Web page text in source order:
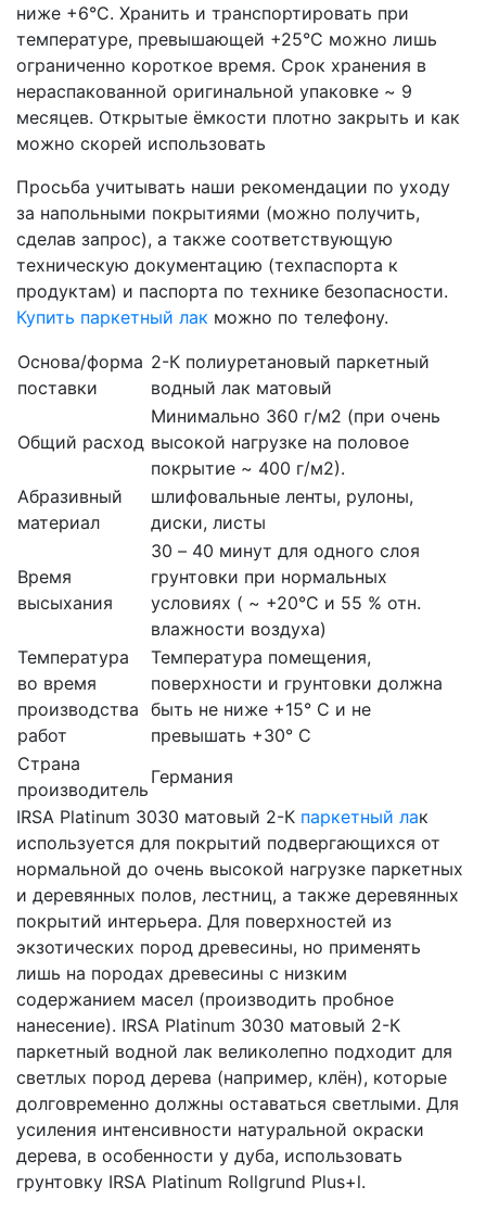
ниже +6°С. Хранить и транспортировать при
температуре, превышающей +25°C можно лишь
ограниченно короткое время. Срок хранения в
нераспакованной оригинальной упаковке ~ 9
месяцев. Открытые ёмкости плотно закрыть и как
можно скорей использовать
Просьба учитывать наши рекомендации по уходу
за напольными покрытиями (можно получить,
сделав запрос), а также соответствующую
техническую документацию (техпаспорта к
продуктам) и паспорта по технике безопасности.
Купить паркетный лак можно по телефону.
Основа/форма
поставки
2-К полиуретановый паркетный
водный лак матовый
Общий расход
Минимально 360 г/м2 (при очень
высокой нагрузке на половое
покрытие ~ 400 г/м2).
Абразивный
материал
шлифовальные ленты, рулоны,
диски, листы
Время
высыхания
30 – 40 минут для одного слоя
грунтовки при нормальных
условиях ( ~ +20°C и 55 % отн.
влажности воздуха)
Температура
во время
производства
работ
Температура помещения,
поверхности и грунтовки должна
быть не ниже +15° С и не
превышать +30° C
Страна
производитель
Германия
IRSA Platinum 3030 матовый 2-К паркетный лак
используется для покрытий подвергающихся от
нормальной до очень высокой нагрузке паркетных
и деревянных полов, лестниц, а также деревянных
покрытий интерьера. Для поверхностей из
экзотических пород древесины, но применять
лишь на породах древесины с низким
содержанием масел (производить пробное
нанесение). IRSA Platinum 3030 матовый 2-К
паркетный водной лак великолепно подходит для
светлых пород дерева (например, клён), которые
долговременно должны оставаться светлыми. Для
усиления интенсивности натуральной окраски
дерева, в особенности у дуба, использовать
грунтовку IRSA Platinum Rollgrund Plus+l.